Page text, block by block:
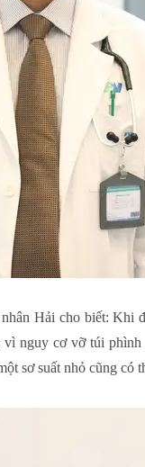
Hải cho biết: Khi
nguy cơ vỡ túi
sơ suất nhỏ cũng có